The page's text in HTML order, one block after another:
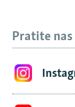
Pratite nas